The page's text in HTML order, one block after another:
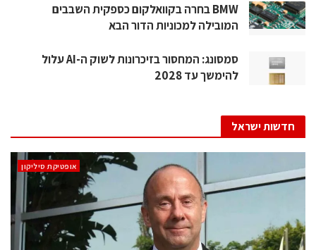
BMW בחרה בקוואלקום כספקית השבבים
המובילה למכוניות הדור הבא
סמסונג: המחסור בזיכרונות לשוק ה-AI עלול
להימשך עד 2028
חדשות ישראל
אופטיקת סיליקון